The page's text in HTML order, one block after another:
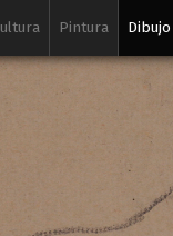
Pintura Dibujo